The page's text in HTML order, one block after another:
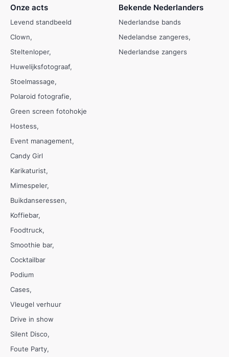
Onze acts
Levend standbeeld
Clown
Steltenloper
Huwelijksfotograaf
Stoelmassage
Polaroid fotografie
Green screen fotohokje
Hostess
Event management
Candy Girl
Karikaturist
Mimespeler
Buikdanseressen
Koffiebar
Foodtruck
Smoothie bar
Cocktailbar
Podium
Cases
Vleugel verhuur
Drive in show
Silent Disco
Foute Party
Bekende Nederlanders
Nederlandse bands
Nedelandse zangeres
Nederlandse zangers